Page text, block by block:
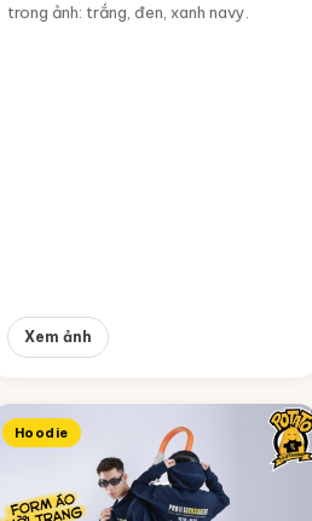
trong ảnh: trắng, đen, xanh navy.
Xem ảnh
Hoodie